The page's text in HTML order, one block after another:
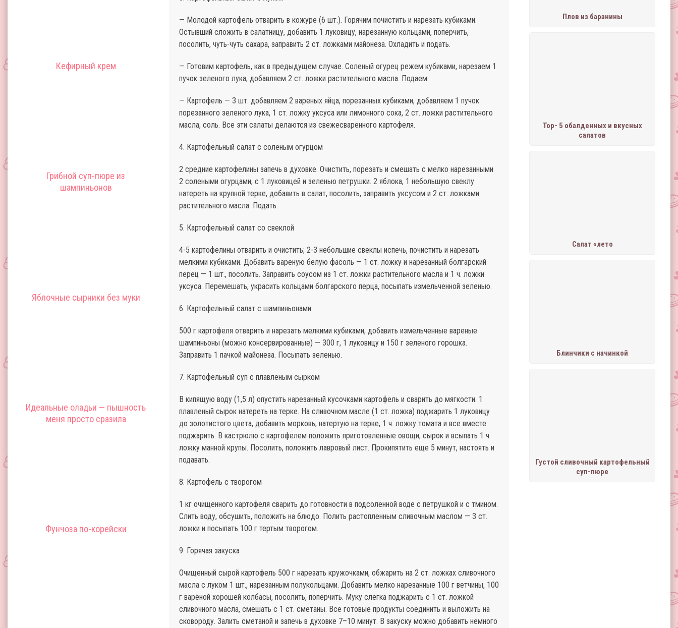
Кефирный крем
Грибной суп-пюре из
шампиньонов
Яблочные сырники без муки
Идеальные оладьи — пышность
меня просто сразила
Фунчоза по-корейски
Плов из баранины
Тор- 5 обалденных и вкусных
салатов
Салат «лето
Блинчики с начинкой
Густой сливочный картофельный
суп-пюре
— Молодой картофель отварить в ко­журе (6 шт.). Горячим почистить и нарезать кубиками.
Остывший сложить в салат­ницу, добавить 1 луковицу, нарезанную кольцами, поперчить,
посолить, чуть-чуть сахара, заправить 2 ст. ложками майонеза. Охладить и подать.
— Готовим картофель, как в предыдущем случае. Соленый огурец режем кубиками, нарезаем 1
пучок зеленого лука, добавляем 2 ст. ложки растительного масла. Подаем.
— Картофель — 3 шт. добавляем 2 варе­ных яйца, порезанных кубиками, добавляем 1 пучок
порезанного зеленого лука, 1 ст. ложку уксуса или лимонного сока, 2 ст. ложки растительного
масла, соль. Все эти салаты делаются из свежесваренного картофеля.
4. Картофельный салат с соленым огурцом
2 средние картофелины запечь в духовке. Очистить, порезать и смешать с мелко нарезанными
2 солеными огурцами, с 1 луковицей и зеленью петрушки. 2 яблока, 1 небольшую свеклу
натереть на крупной терке, добавить в салат, посо­лить, заправить уксусом и 2 ст. ложками
растительного масла. Подать.
5. Картофельный салат со свеклой
4-5 картофелины отварить и очистить; 2-3 небольшие свеклы испечь, почис­тить и нарезать
мелкими кубиками. Добавить вареную белую фасоль — 1 ст. ложку и нарезанный болгарский
перец — 1 шт., посолить. Заправить соусом из 1 ст. ложки растительного масла и 1 ч. ложки
уксуса. Перемешать, украсить коль­цами болгарского перца, посыпать из­мельченной зеленью.
6. Картофельный салат с шампиньонами
500 г картофеля отварить и нарезать мелкими кубиками, добавить измельчен­ные вареные
шампиньоны (можно кон­сервированные) — 300 г, 1 луковицу и 150 г зеленого горошка.
Заправить 1 пачкой майонеза. Посыпать зеленью.
7. Картофельный суп с плавленым сырком
В кипящую воду (1,5 л) опустить на­резанный кусочками картофель и сва­рить до мягкости. 1
плавленый сырок натереть на терке. На сливочном масле (1 ст. ложка) поджарить 1 луковицу
до золотистого цвета, добавить морковь, натертую на терке, 1 ч. ложку томата и все вместе
поджарить. В кастрюлю с картофелем положить приготовленные овощи, сырок и всыпать 1 ч.
ложку манной крупы. Посолить, положить лавровый лист. Проки­пятить еще 5 минут, настоять и
подавать.
8. Картофель с творогом
1 кг очищенного картофеля сварить до готовности в подсоленной воде с петрушкой и с тмином.
Слить воду, обсушить, положить на блюдо. Полить рас­топленным сливочным маслом — 3 ст.
ложки и посыпать 100 г тертым творогом.
9. Горячая закуска
Очищенный сырой картофель 500 г на­резать кружочками, обжарить на 2 ст. ложках сливочного
масла с луком 1 шт., нарезанным полукольцами. Добавить мелко нарезанные 100 г ветчины, 100
г варёной хорошей колбасы, посолить, по­перчить. Муку слегка поджарить с 1 ст. ложкой
сливочного масла, смешать с 1 ст. сметаны. Все готовые продукты соединить и выложить на
сковороду. За­лить сметаной и запечь в духовке 7–10 минут. В закуску можно добавить немного